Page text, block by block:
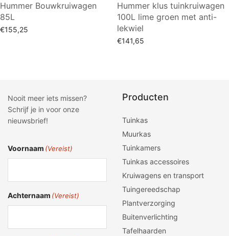
Hummer Bouwkruiwagen
85L
€155,25
Hummer klus tuinkruiwagen
100L lime groen met anti-
lekwiel
€141,65
Nooit meer iets missen?
Schrijf je in voor onze
nieuwsbrief!
Voornaam (Vereist)
Achternaam (Vereist)
Producten
Tuinkas
Muurkas
Tuinkamers
Tuinkas accessoires
Kruiwagens en transport
Tuingereedschap
Plantverzorging
Buitenverlichting
Tafelhaarden